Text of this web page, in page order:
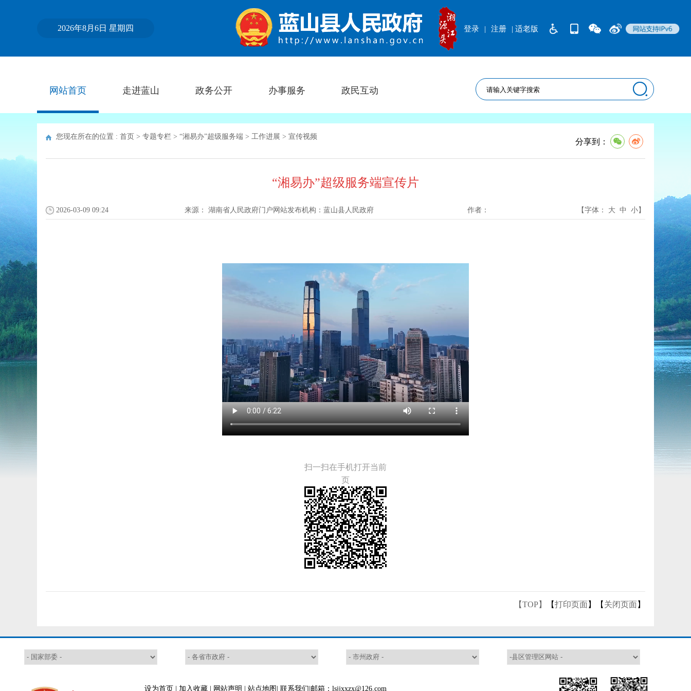
2026年8月6日 星期四 | 适老版
登录 | 注册
网站首页 走进蓝山 政务公开 办事服务 政民互动
您现在所在的位置 : 首页 > 专题专栏 > “湘易办”超级服务端 > 工作进展 > 宣传视频
分享到：
“湘易办”超级服务端宣传片
2026-03-09 09:24 来源： 湖南省人民政府门户网站发布机构： 蓝山县人民政府 作者： 【字体： 大 中 小】
扫一扫在手机打开当前
页
【TOP】 【打印页面】【 关闭页面】
设为首页 加入收藏 网站声明 站点地图 联系我们 |邮箱：lsjjxxzx@126.com